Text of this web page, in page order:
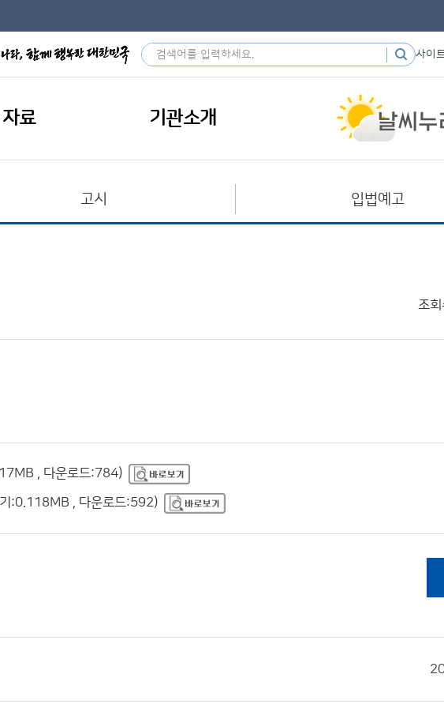
사이
료 기관소개
고시 입법예고
조회
, 다운로드:784)
:0.118MB , 다운로드:592)